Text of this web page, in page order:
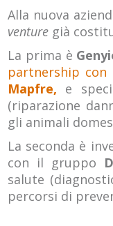
Alla nuova
venture già
La prima è
partnership con
Mapfre, e
(riparazione
gli animali
La seconda è
con il gruppo
salute
percorsi di